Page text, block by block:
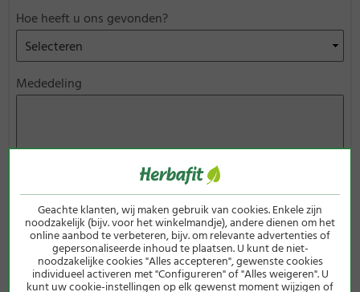
Geachte klanten, wij maken gebruik van cookies. Enkele zijn
noodzakelijk (bijv. voor het winkelmandje), andere dienen om het
online aanbod te verbeteren, bijv. om relevante advertenties of
gepersonaliseerde inhoud te plaatsen. U kunt de niet-
noodzakelijke cookies "Alles accepteren", gewenste cookies
individueel activeren met "Configureren" of "Alles weigeren". U
kunt uw cookie-instellingen op elk gewenst moment wijzigen of
Hoe heeft u ons gevonden?
Mededeling